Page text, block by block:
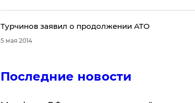
Турчинов заявил о продолжении АТО
5 мая 2014
Последние новости